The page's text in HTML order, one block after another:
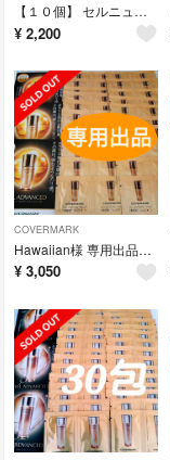
【１０個】 セルニュープラス ピーリングソープ サンプル ミニサイズ
¥ 2,200
COVERMARK
Hawaiian様 専用出品です
¥ 3,050